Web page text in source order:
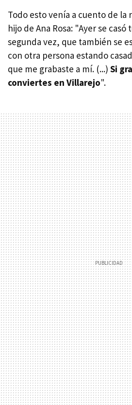
Todo esto venía a cuento de la
hijo de Ana Rosa: "Ayer se
segunda vez, que también se
con otra persona estando
que me grabaste a mí. (...) Si
conviertes en Villarejo".